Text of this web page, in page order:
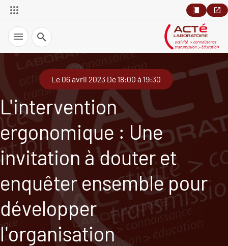
Recherche
Le 06 avril 2023 De 18:00 à 19:30
L'intervention
ergonomique : Une
invitation à douter et
enquêter ensemble pour
développer
l'organisation